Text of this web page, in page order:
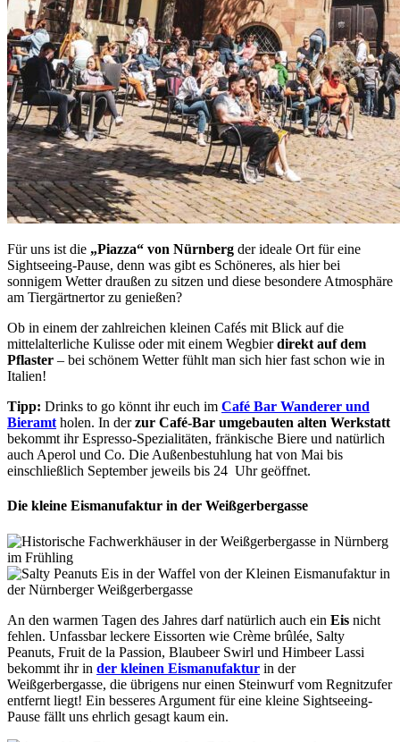
Für uns ist die „Piazza“ von Nürnberg der ideale Ort für eine
Sightseeing-Pause, denn was gibt es Schöneres, als hier bei
sonnigem Wetter draußen zu sitzen und diese besondere Atmosphäre
am Tiergärtnertor zu genießen?
Ob in einem der zahlreichen kleinen Cafés mit Blick auf die
mittelalterliche Kulisse oder mit einem Wegbierdirekt auf dem
Pflaster – bei schönem Wetter fühlt man sich hier fast schon wie in
Italien!
Tipp: Drinks to go könnt ihr euch im Café Bar Wanderer und
Bieramt holen. In derzur Café-Bar umgebauten alten Werkstatt
bekommt ihr Espresso-Spezialitäten, fränkische Biere und natürlich
auch Aperol und Co. Die Außenbestuhlung hat von Mai bis
einschließlich September jeweils bis 24 Uhr geöffnet.
Die kleine Eismanufaktur in der Weißgerbergasse
An den warmen Tagen des Jahres darf natürlich auch ein Eis nicht
fehlen. Unfassbar leckere Eissorten wie Crème brûlée, Salty
Peanuts, Fruit de la Passion, Blaubeer Swirl und Himbeer Lassi
bekommt ihr in der kleinen Eismanufaktur in der
Weißgerbergasse, die übrigens nur einen Steinwurf vom Regnitzufer
entfernt liegt! Ein besseres Argument für eine kleine Sightseeing-
Pause fällt uns ehrlich gesagt kaum ein.